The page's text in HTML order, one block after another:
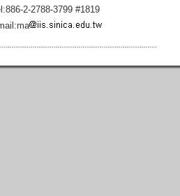
2-2788-3799 #1819